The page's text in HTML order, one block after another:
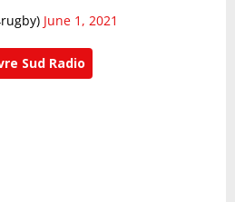
June 1, 2021
Sud Radio